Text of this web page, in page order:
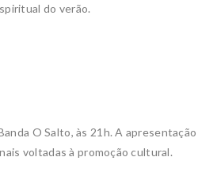
do verão.
O Salto, às 21h. A apresentação
voltadas à promoção cultural.